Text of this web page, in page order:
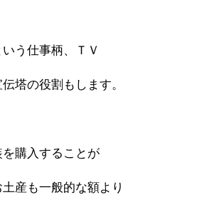
う仕事柄、ＴＶ
塔の役割もします。
購入することが
産も一般的な額より